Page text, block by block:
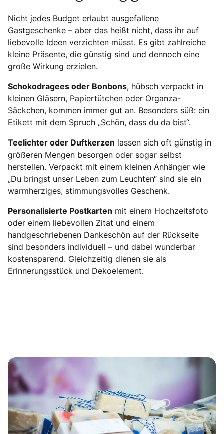
Nicht jedes Budget erlaubt ausgefallene
Gastgeschenke – aber das heißt nicht, dass ihr auf
liebevolle Ideen verzichten müsst. Es gibt zahlreiche
kleine Präsente, die günstig sind und dennoch eine
große Wirkung erzielen.
Schokodragees oder Bonbons, hübsch verpackt in
kleinen Gläsern, Papiertütchen oder Organza-
Säckchen, kommen immer gut an. Besonders süß: ein
Etikett mit dem Spruch „Schön, dass du da bist“.
Teelichter oder Duftkerzen lassen sich oft günstig in
größeren Mengen besorgen oder sogar selbst
herstellen. Verpackt mit einem kleinen Anhänger wie
„Du bringst unser Leben zum Leuchten“ sind sie ein
warmherziges, stimmungsvolles Geschenk.
Personalisierte Postkarten mit einem Hochzeitsfoto
oder einem liebevollen Zitat und einem
handgeschriebenen Dankeschön auf der Rückseite
sind besonders individuell – und dabei wunderbar
kostensparend. Gleichzeitig dienen sie als
Erinnerungsstück und Dekoelement.